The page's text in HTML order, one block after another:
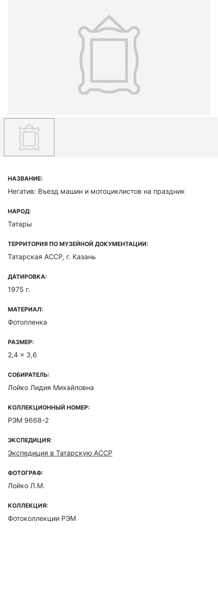
НАЗВАНИЕ:
Негатив: Въезд машин и мотоциклистов на праздник
НАРОД:
Татары
ТЕРРИТОРИЯ ПО МУЗЕЙНОЙ ДОКУМЕНТАЦИИ:
Татарская ACCP, г. Казань
ДАТИРОВКА:
1975 г.
МАТЕРИАЛ:
Фотопленка
РАЗМЕР:
2,4 x 3,6
СОБИРАТЕЛЬ:
Лойко Лидия Михайловна
КОЛЛЕКЦИОННЫЙ НОМЕР:
РЭМ 9668-2
ЭКСПЕДИЦИЯ:
Экспедиция в Татарскую АССР
ФОТОГРАФ:
Лойко Л.М.
КОЛЛЕКЦИЯ:
Фотоколлекции РЭМ